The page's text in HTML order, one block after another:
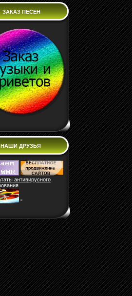
ЗАКАЗ ПЕСЕН
НАШИ ДРУЗЬЯ
"